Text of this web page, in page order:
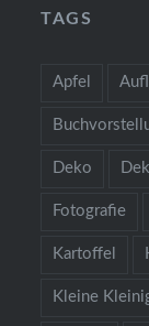
TAGS
Apfel
Deko
Fotografie
Kartoffel
Kleine